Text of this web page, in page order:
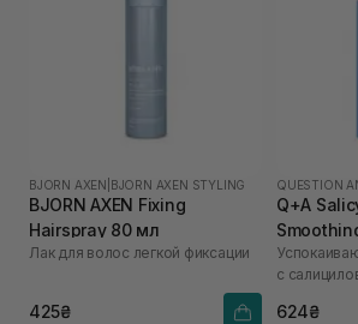
BJORN AXEN BJORN AXEN STYLING
BJORN AXEN Fixing
Hairspray 80 мл
Лак для волос легкой фиксации
425₴
QUESTION
Q+A
с
624₴